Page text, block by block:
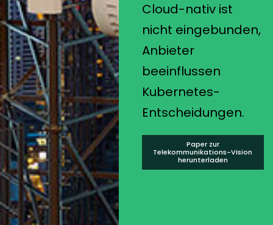
Cloud-nativ ist
nicht eingebunden,
Anbieter
beeinflussen
Kubernetes-
Entscheidungen.
Paper zur
Telekommunikations-Vision
herunterladen